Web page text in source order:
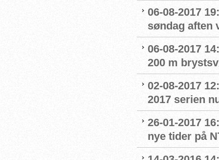
06-08-2017
søndag aften
06-08-2017
200 m
02-08-2017
2017 serien
26-01-2017
nye tider på